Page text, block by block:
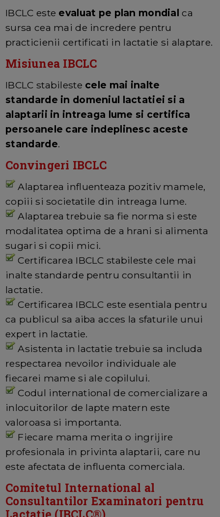
IBCLC este evaluat pe plan mondialca
sursa cea mai de incredere pentru
practicienii certificati in lactatie si alaptare.
Misiunea IBCLC
IBCLC stabileste cele mai inalte
standarde in domeniul lactatiei si a
alaptarii in intreaga lume si certifica
persoanele care indeplinesc aceste
standarde.
Convingeri IBCLC
Alaptarea influenteaza pozitiv mamele,
copiii si societatile din intreaga lume.
Alaptarea trebuie sa fie norma si este
modalitatea optima de a hrani si alimenta
sugari si copii mici.
Certificarea IBCLC stabileste cele mai
inalte standarde pentru consultantii in
lactatie.
Certificarea IBCLC este esentiala pentru
ca publicul sa aiba acces la sfaturile unui
expert in lactatie.
Asistenta in lactatie trebuie sa includa
respectarea nevoilor individuale ale
fiecarei mame si ale copilului.
Codul international de comercializare a
inlocuitorilor de lapte matern este
valoroasa si importanta.
Fiecare mama merita o ingrijire
profesionala in privinta alaptarii, care nu
este afectata de influenta comerciala.
Comitetul International al
Consultantilor Examinatori pentru
Lactatie (IBCLC®)